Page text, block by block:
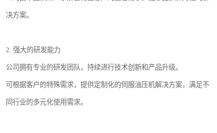
决方案。
2. 强大的研发能力
公司拥有专业的研发团队，持续进行技术创新和产品升级。
可根据客户的特殊需求，提供定制化的伺服油压机解决方案，满足不
同行业的多元化使用需求。